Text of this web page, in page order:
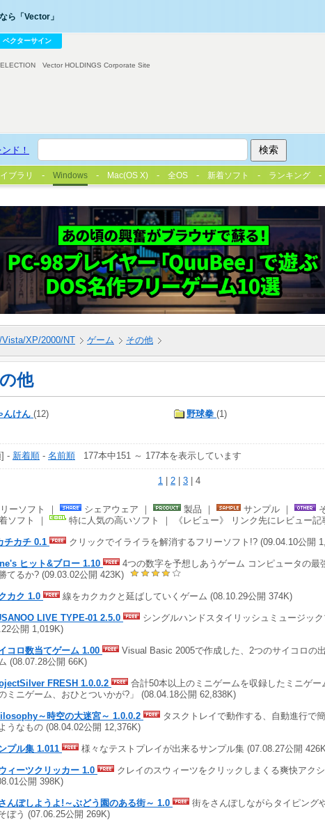
ら「Vector」
ベクターサイン
ド！
Vector HOLDINGS Corporate Site
ブラリ Windows Mac(OS X) 全OS 新着ソフト ランキング
Vista/XP/2000/NT ゲーム その他
他
んけん (12) 野球拳 (1)
] - 新着順 - 名前順 177本中151 ～ 177本を表示しています
1 | 2 | 3 | 4
ーソフト ｜ シェアウェア ｜ 製品 ｜ サンプル ｜
ソフト ｜
特に人気の高いソフト ｜ 《レビュー》 リンク先にレビュー記
チカチ 0.1 クリックでイライラを解消するフリーソフト!? (09.04.10公開
ヒット&ブロー 1.10
4つの数字を予想しあうゲーム コンピュータの最
てるか? (09.03.02公開 423K)
カク 1.0 線をカクカクと延ばしていくゲーム (08.10.29公開 374K)
LIVE TYPE-01 2.5.0
シングルハンドスタイリッシュミュージック
公開 1,019K)
コロ数当てゲーム 1.00
Visual Basic 2005で作成した、2つのサイコロの
(08.07.28公開 66K)
FRESH 1.0.0.2
合計50本以上のミニゲームを収録したミニゲー
ミニゲーム、おひとついかが?」 (08.04.18公開 62,838K)
～時空の大迷宮～ 1.0.0.2
タスクトレイで動作する、自動進行で
うなもの (08.04.02公開 12,376K)
プル集 1.011 様々なテストプレイが出来るサンプル集 (07.08.27公開
ィーツクリッカー 1.0
クレイのスウィーツをクリックしまくる爽快アク
公開 398K)
んぽしようよ!～ぶどう園のある街～ 1.0
街をさんぽしながらタイピング
ぼう (07.06.25公開 269K)